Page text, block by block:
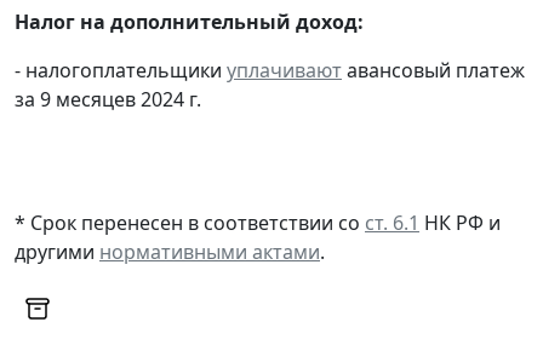
Налог на дополнительный доход:
- налогоплательщики уплачиваютавансовый платеж
за 9 месяцев 2024 г.
* Срок перенесен в соответствии со ст. 6.1 НК РФ и
другими нормативными актами.